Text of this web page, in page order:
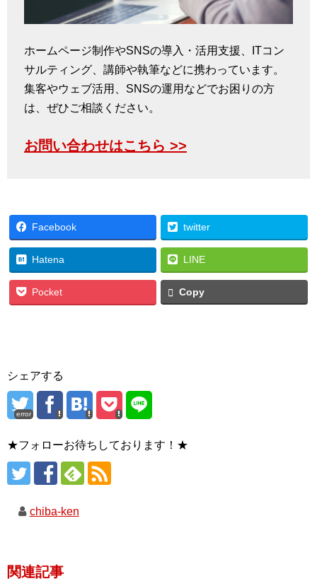
ホームページ制作やSNSの導入・活用支援、ITコン
サルティング、講師や執筆などに携わっています。
集客やウェブ活用、SNSの運用などでお困りの方
は、ぜひご相談ください。
お問い合わせはこちら >>
Facebook twitter
Hatena LINE
Pocket Copy
シェアする
error
★フォローお待ちしております！★
chiba-ken
関連記事